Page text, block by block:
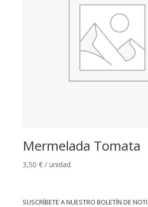
Mermelada Tomata
3,50 € / unidad
SUSCRÍBETE A NUESTRO BOLETÍN DE